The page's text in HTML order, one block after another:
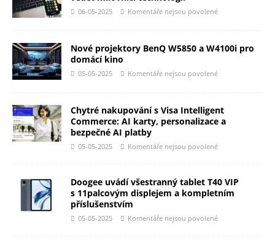
06-05-2025 Komentáře nejsou povolené
Nové projektory BenQ W5850 a W4100i pro
domácí kino
05-05-2025 Komentáře nejsou povolené
Chytré nakupování s Visa Intelligent
Commerce: AI karty, personalizace a
bezpečné AI platby
05-05-2025 Komentáře nejsou povolené
Doogee uvádí všestranný tablet T40 VIP
s 11palcovým displejem a kompletním
příslušenstvím
05-05-2025 Komentáře nejsou povolené